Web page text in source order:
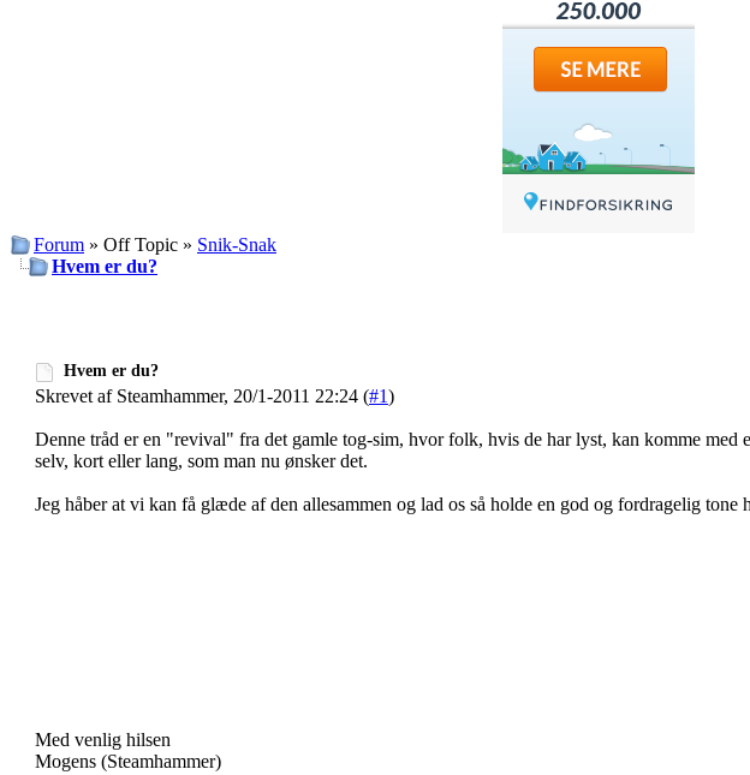
Forum » Off Topic » Snik-Snak
Hvem er du?
Hvem er du?
Skrevet af Steamhammer, 20/1-2011 22:24 (#1)
Denne tråd er en "revival" fra det gamle tog-sim, hvor folk, hvis de har lyst, kan komme med
selv, kort eller lang, som man nu ønsker det.
Jeg håber at vi kan få glæde af den allesammen og lad os så holde en god og fordragelig tone
Med venlig hilsen
Mogens (Steamhammer)